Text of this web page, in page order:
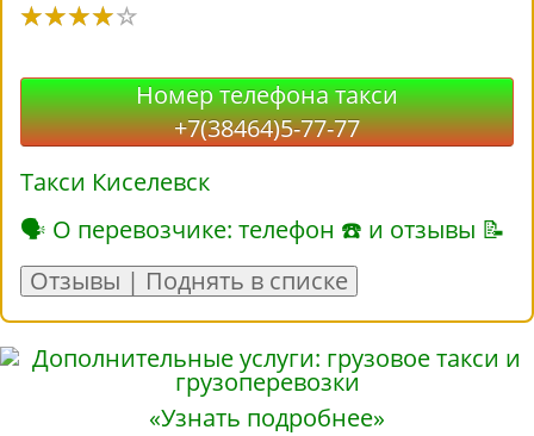
Номер телефона такси
+7(38464)5-77-77
Такси Киселевск
🗣 О перевозчике: телефон ☎ и отзывы 📝
Отзывы | Поднять в списке
«Узнать подробнее»